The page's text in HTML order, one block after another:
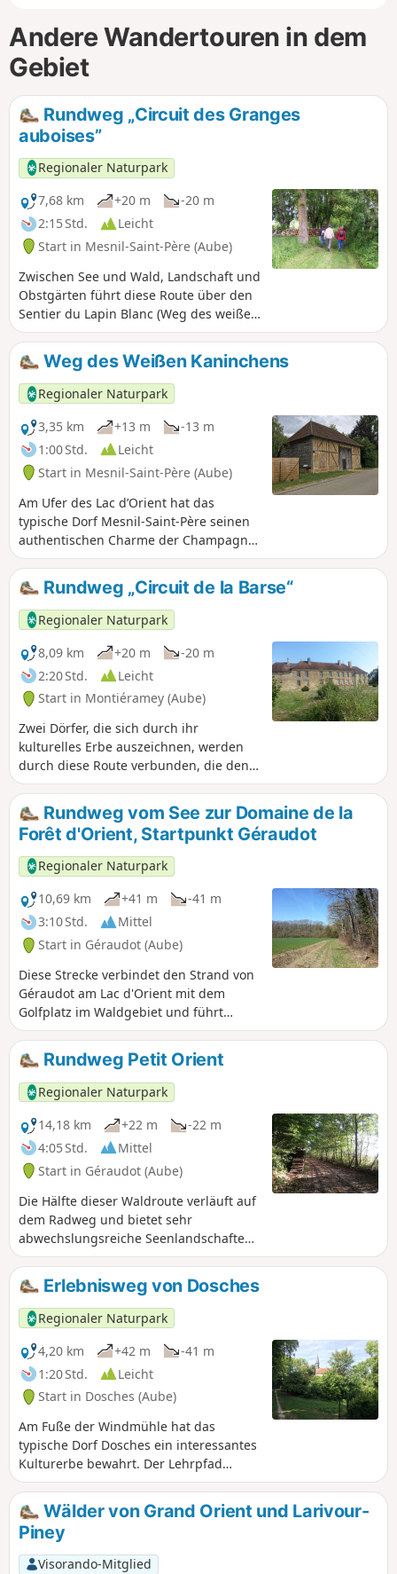
Andere Wandertouren in dem
Gebiet
Rundweg „Circuit des Granges
auboises”
Regionaler Naturpark
7,68 km
+20 m
-20 m
2:15 Std.
Leicht
Start in Mesnil-Saint-Père (Aube)
Zwischen See und Wald, Landschaft und
Obstgärten führt diese Route über den
Sentier du Lapin Blanc (Weg des weißen
Kaninchens). Sie führt durch ein gut
erhaltenes Dorf mit seinen Scheunen,
durch einen Wald, eine offene
Landschaft mit grünen Wiesen, entlang
des Strandes und des Deiches und
vereint alle Attraktionen des Regionalen
Naturparks Forêt d'Orient.
Weg des Weißen Kaninchens
Regionaler Naturpark
3,35 km
+13 m
-13 m
1:00 Std.
Leicht
Start in Mesnil-Saint-Père (Aube)
Am Ufer des Lac d’Orient hat das
typische Dorf Mesnil-Saint-Père seinen
authentischen Charme der Champagne
bewahrt. Der Lehrpfad schlängelt sich
zwischen den Häusern und Obstgärten,
zwischen dem Hafen und der Kirche
hindurch.
Rundweg „Circuit de la Barse“
Regionaler Naturpark
8,09 km
+20 m
-20 m
2:20 Std.
Leicht
Start in Montiéramey (Aube)
Zwei Dörfer, die sich durch ihr
kulturelles Erbe auszeichnen, werden
durch diese Route verbunden, die den
Fluss Barse überquert, zwischen
Weiden und Obstgärten, einer
typischen Landschaft der feuchten
Champagne. Der Weg führt somit an
der ehemaligen Abtei von Montiéramey
und an zwei Herrenhäusern in
Montreuil-sur-Barse vorbei.
Rundweg vom See zur Domaine de la
Forêt d'Orient, Startpunkt Géraudot
Regionaler Naturpark
10,69 km
+41 m
-41 m
3:10 Std.
Mittel
Start in Géraudot (Aube)
Diese Strecke verbindet den Strand von
Géraudot am Lac d'Orient mit dem
Golfplatz im Waldgebiet und führt
durch verschiedene Landschaften: von
Hecken gesäumte Wiesen, offene Felder,
dichte Laubwälder und das charmante
Dorf Géraudot.
Rundweg Petit Orient
Regionaler Naturpark
14,18 km
+22 m
-22 m
4:05 Std.
Mittel
Start in Géraudot (Aube)
Die Hälfte dieser Waldroute verläuft auf
dem Radweg und bietet sehr
abwechslungsreiche Seenlandschaften:
den versunkenen Wald des Lac d'Orient,
den freien Blick vom Deich des Lac du
Temple. Dies steht in starkem Kontrast
zu den Feldwegen deszweiten Teils, der
durch Wald und Landschaft führt.
Erlebnisweg von Dosches
Regionaler Naturpark
4,20 km
+42 m
-41 m
1:20 Std.
Leicht
Start in Dosches (Aube)
Am Fuße der Windmühle hat das
typische Dorf Dosches ein interessantes
Kulturerbe bewahrt. Der Lehrpfad
zeichnet das Leben von einst und seine
alten Handwerksberufe nach und führt
zwischen den Fachwerkhäusern, den
beiden Kirchen und dem Schloss
Rosson hindurch.
Wälder von Grand Orient und Larivour-
Piney
Visorando-Mitglied